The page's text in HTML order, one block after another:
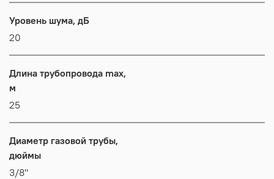
Уровень шума, дБ
20
Длина трубопровода max,
м
25
Диаметр газовой трубы,
дюймы
3/8"